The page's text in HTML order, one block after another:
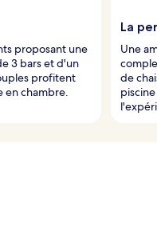
proposant une
3 bars et d'un
profitent
en chambre.
La
Une
de